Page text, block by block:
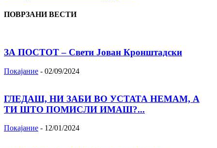
ПОВРЗАНИ ВЕСТИ
ЗА ПОСТОТ – Свети Јован Кронштадски
Покајание - 02/09/2024
ГЛЕДАШ, НИ ЗАБИ ВО УСТАТА НЕМАМ, А
ТИ ШТО ПОМИСЛИ ИМАШ?...
Покајание - 12/01/2024